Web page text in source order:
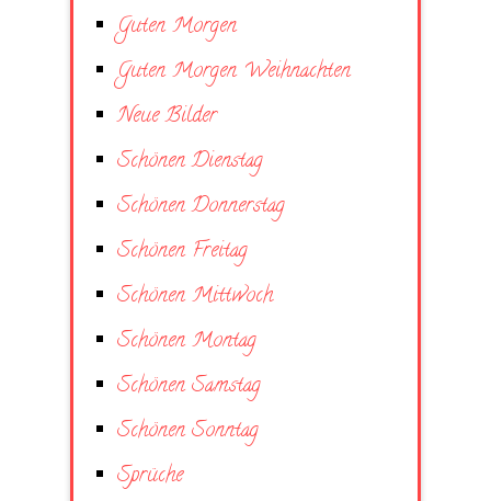
Guten Morgen
Guten Morgen Weihnachten
Neue Bilder
Schönen Dienstag
Schönen Donnerstag
Schönen Freitag
Schönen Mittwoch
Schönen Montag
Schönen Samstag
Schönen Sonntag
Sprüche